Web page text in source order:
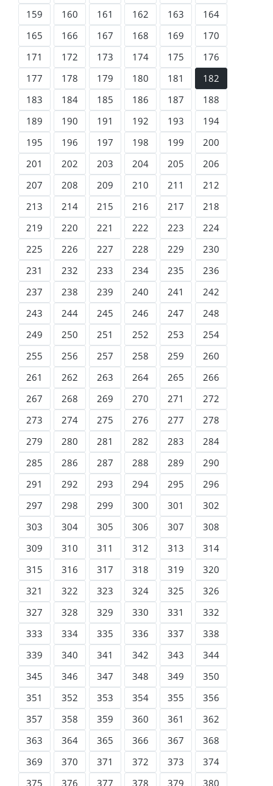
159
160 161 162 163
164
165
166 167 168 169
170
171
172 173 174 175
176
177
178 179 180 181
182
183
184 185 186 187
188
189
190 191 192 193
194
195
196 197 198 199
200
201
202 203 204 205
206
207
208 209 210 211
212
213
214 215 216 217
218
219
220 221 222 223
224
225
226 227 228 229
230
231
232 233 234 235
236
237
238 239 240 241
242
243
244 245 246 247
248
249
250 251 252 253
254
255
256 257 258 259
260
261
262 263 264 265
266
267
268 269 270 271
272
273
274 275 276 277
278
279
280 281 282 283
284
285
286 287 288 289
290
291
292 293 294 295
296
297
298 299 300 301
302
303
304 305 306 307
308
309
310 311 312 313
314
315
316 317 318 319
320
321
322 323 324 325
326
327
328 329 330 331
332
333
334 335 336 337
338
339
340 341 342 343
344
345
346 347 348 349
350
351
352 353 354 355
356
357
358 359 360 361
362
363
364 365 366 367
368
369
370 371 372 373
374
375
376 377 378 379 380